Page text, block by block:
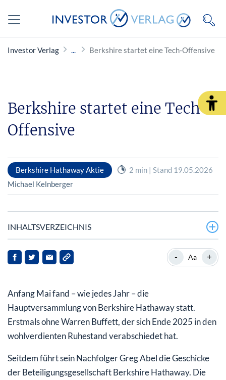
Investor Verlag Berkshire startet eine Tech-Offensive
Berkshire startet eine Tech-
Offensive
Berkshire Hathaway Aktie
2 min | Stand 19.05.2026
Michael Kelnberger
INHALTSVERZEICHNIS
Greg Abel tritt in große Fußstapfen
Langfristiger Aufwärtstrend pausiert noch
- Aa +
Anfang Mai fand – wie jedes Jahr – die
Hauptversammlung von Berkshire Hathaway statt.
Erstmals ohne Warren Buffett, der sich Ende 2025 in den
wohlverdienten Ruhestand verabschiedet hat.
Seitdem führt sein Nachfolger Greg Abel die Geschicke
der Beteiligungsgesellschaft Berkshire Hathaway. Die